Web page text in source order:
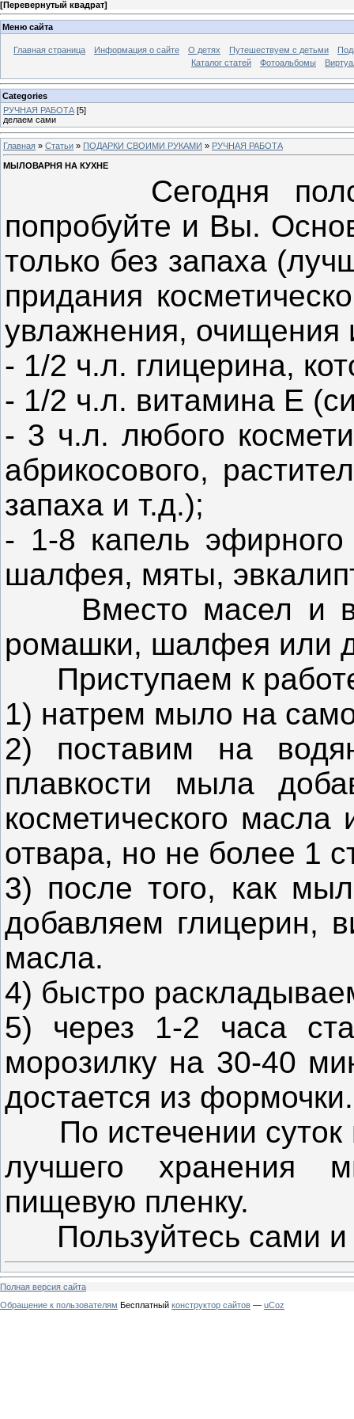
[Перевернутый квадрат]
Меню сайта
Главная страница Информация о сайте О детях Путешествуем с детьми
Каталог статей
Фотоальбомы
Categories
РУЧНАЯ РАБОТА [5]
делаем сами
Главная » Статьи » ПОДАРКИ СВОИМИ РУКАМИ » РУЧНАЯ РАБОТА
МЫЛОВАРНЯ НА КУХНЕ
Сегодня
попробуйте и Вы.
только без запаха
придания
увлажнения, очищения
- 1/2 ч.л. глицерина,
- 1/2 ч.л. витамина Е
- 3 ч.л. любого
абрикосового,
запаха и т.д.);
- 1-8 капель
шалфея, мяты,
Вместо масел и
ромашки, шалфея или
Приступаем к
1) натрем мыло на
2) поставим на
плавкости мыла
косметического
отвара, но не более 1
3) после того, как
добавляем глицерин,
масла.
4) быстро
5) через 1-2 часа
морозилку на 30-40
достается из формочки.
По истечении суток
лучшего хранения
пищевую пленку.
Пользуйтесь сами и
Полная версия сайта
Обращение к пользователям Бесплатный конструктор сайтов — uCoz